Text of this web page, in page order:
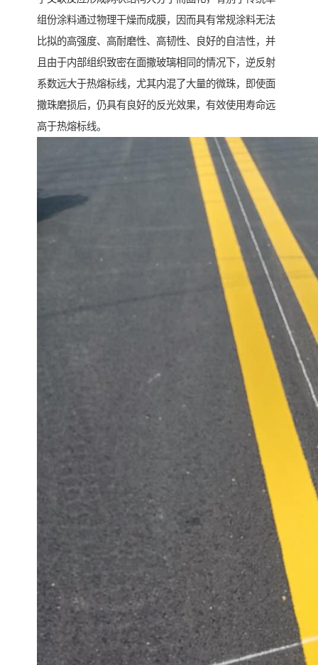
组份涂料通过物理干燥而成膜，因而具有常规涂料无法
比拟的高强度、高耐磨性、高韧性、良好的自洁性，并
且由于内部组织致密在面撒玻璃相同的情况下，逆反射
系数远大于热熔标线，尤其内混了大量的微珠，即使面
撒珠磨损后，仍具有良好的反光效果，有效使用寿命远
高于热熔标线。